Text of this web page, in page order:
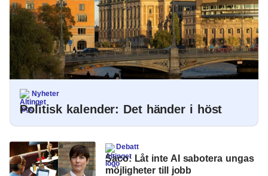
Nyheter
Politisk kalender: Det händer i höst
Debatt
Saco: Låt inte AI sabotera ungas
möjligheter till jobb